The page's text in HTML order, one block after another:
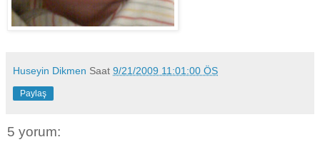
Huseyin Dikmen Saat 9/21/2009 11:01:00 ÖS
Paylaş
5 yorum: